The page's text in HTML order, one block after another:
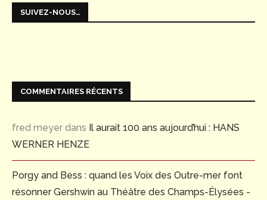
SUIVEZ-NOUS…
COMMENTAIRES RÉCENTS
fred meyer dans Il aurait 100 ans aujourd’hui : HANS
WERNER HENZE
Porgy and Bess : quand les Voix des Outre-mer font
résonner Gershwin au Théâtre des Champs-Élysées -